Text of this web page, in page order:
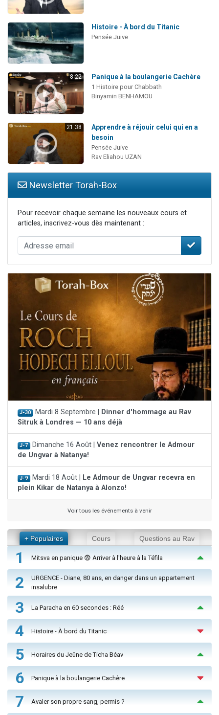
Histoire - À bord du Titanic
Pensée Juive
8:22 Panique à la boulangerie Cachère
1 Histoire pour Chabbath
Binyamin BENHAMOU
21:38
Apprendre à réjouir celui qui en a
besoin
Pensée Juive
Rav Eliahou UZAN
Newsletter Torah-Box
Pour recevoir chaque semaine les nouveaux cours et
articles, inscrivez-vous dès maintenant :
J-30 Mardi 8 Septembre |
Dinner d'hommage au Rav
Sitruk à Londres — 10 ans déjà
J-7 Dimanche 16 Août | Venez rencontrer le Admour
de Ungvar à Natanya!
J-9 Mardi 18 Août |
Le Admour de Ungvar recevra en
plein Kikar de Natanya à Alonzo!
Voir tous les événements à venir
+ Populaires Cours Questions au Rav
1 Mitsva en panique 😨 Arriver à l'heure à la Téfila
2
URGENCE - Diane, 80 ans, en danger dans un appartement
insalubre
3 La Paracha en 60 secondes : Réé
4 Histoire - À bord du Titanic
5 Horaires du Jeûne de Ticha Béav
6 Panique à la boulangerie Cachère
7 Avaler son propre sang, permis ?